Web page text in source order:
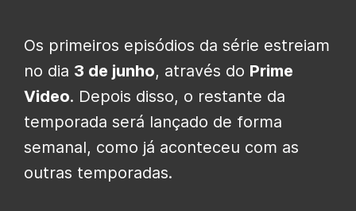
Os primeiros episódios da série estreiam
no dia 3 de junho, através do Prime
Video. Depois disso, o restante da
temporada será lançado de forma
semanal, como já aconteceu com as
outras temporadas.